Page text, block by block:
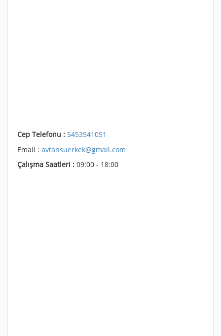
Cep Telefonu : 5453541051
Email : avtansuerkek@gmail.com
Çalışma Saatleri : 09:00 - 18:00